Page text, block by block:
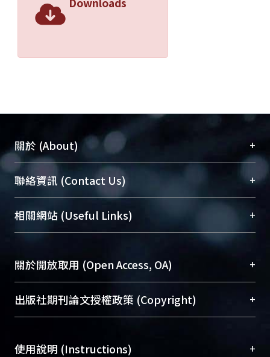
關於 (About) +
臺大位居世界頂尖大學之列，為永久珍藏及向國際
展現本校豐碩的研究成果及學術能量，圖書館整合
機構典藏（NTUR）與學術庫（AH）不同功能平
台，成為臺大學術典藏NTU scholars。期能整合研
究能量、促進交流合作、保存學術產出、推廣研究
成果。
To permanently archive and promote researcher
profiles and scholarly works, Library integrates the
services of “NTU Repository” with “Academic
聯絡資訊 (Contact Us) +
總館學科館員(Main Library)
醫學圖書館學科館員(Medical Library)
(Social
Sciences Library)
相關網站 (Useful Links) +
關於開放取用 (Open Access, OA) +
開放取用是從使用者角度提升資訊取用性的社會運
動，應用在學術研究上是透過將研究著作公開供使
用逐年攀升。同時可加速研究發展、提升研究影響
出版社期刊論文授權政策 (Copyright) +
含部分內容的版權非匯入者所有，或由第三方贊
使用說明 (Instructions) +